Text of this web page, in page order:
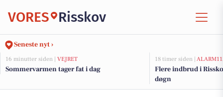
VORES Risskov
Seneste nyt ›
16 minutter siden | VEJRET
Sommervarmen tager fat i dag
18 timer siden |
Flere indbrud i
døgn